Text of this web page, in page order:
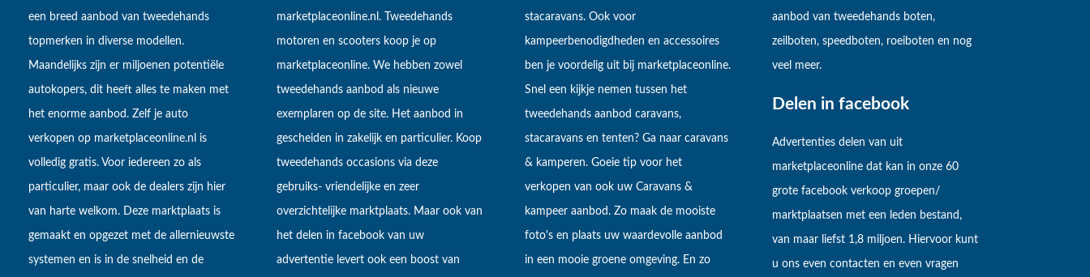
een breed aanbod van tweedehands
topmerken in diverse modellen.
Maandelijks zijn er miljoenen potentiële
autokopers, dit heeft alles te maken met
het enorme aanbod. Zelf je auto
verkopen op marketplaceonline.nl is
volledig gratis. Voor iedereen zo als
particulier, maar ook de dealers zijn hier
van harte welkom. Deze marktplaats is
gemaakt en opgezet met de allernieuwste
systemen en is in de snelheid en de
marketplaceonline.nl. Tweedehands
motoren en scooters koop je op
marketplaceonline. We hebben zowel
tweedehands aanbod als nieuwe
exemplaren op de site. Het aanbod in
gescheiden in zakelijk en particulier. Koop
tweedehands occasions via deze
gebruiks- vriendelijke en zeer
overzichtelijke marktplaats. Maar ook van
het delen in facebook van uw
advertentie levert ook een boost van
stacaravans. Ook voor
kampeerbenodigdheden en accessoires
ben je voordelig uit bij marketplaceonline.
Snel een kijkje nemen tussen het
tweedehands aanbod caravans,
stacaravans en tenten? Ga naar caravans
& kamperen. Goeie tip voor het
verkopen van ook uw Caravans &
kampeer aanbod. Zo maak de mooiste
foto's en plaats uw waardevolle aanbod
in een mooie groene omgeving. En zo
aanbod van tweedehands boten,
zeilboten, speedboten, roeiboten en nog
veel meer.
Delen in facebook
Advertenties delen van uit
marketplaceonline dat kan in onze 60
grote facebook verkoop groepen/
marktplaatsen met een leden bestand,
van maar liefst 1,8 miljoen. Hiervoor kunt
u ons even contacten en even vragen